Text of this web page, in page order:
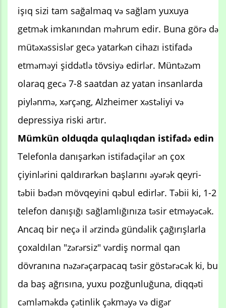
işıq sizi tam sağalmaq və sağlam yuxuya
getmək imkanından məhrum edir. Buna görə də
mütəxəssislər gecə yatarkən cihazı istifadə
etməməyi şiddətlə tövsiyə edirlər. Müntəzəm
olaraq gecə 7-8 saatdan az yatan insanlarda
piylənmə, xərçəng, Alzheimer xəstəliyi və
depressiya riski artır.
Mümkün olduqda qulaqlıqdan istifadə edin
Telefonla danışarkən istifadəçilər ən çox
çiyinlərini qaldırarkən başlarını əyərək qeyri-
təbii bədən mövqeyini qəbul edirlər. Təbii ki, 1-2
telefon danışığı sağlamlığınıza təsir etməyəcək.
Ancaq bir neçə il ərzində gündəlik çağırışlarla
çoxaldılan "zərərsiz" vərdiş normal qan
dövranına nəzərəçarpacaq təsir göstərəcək ki, bu
da baş ağrısına, yuxu pozğunluğuna, diqqəti
cəmləməkdə çətinlik çəkməyə və digər